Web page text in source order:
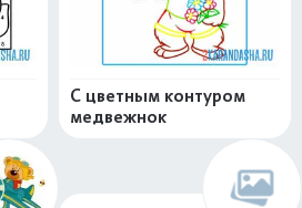
С цветным контуром
медвежнок